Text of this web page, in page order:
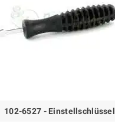
102-6527 - Einstellschlüssel